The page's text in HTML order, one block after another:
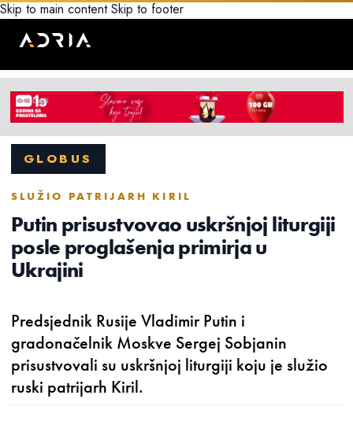
Skip to main content Skip to footer
GLOBUS
SLUŽIO PATRIJARH KIRIL
Putin prisustvovao uskršnjoj liturgiji
posle proglašenja primirja u
Ukrajini
Predsjednik Rusije Vladimir Putin i
gradonačelnik Moskve Sergej Sobjanin
prisustvovali su uskršnjoj liturgiji koju je služio
ruski patrijarh Kiril.